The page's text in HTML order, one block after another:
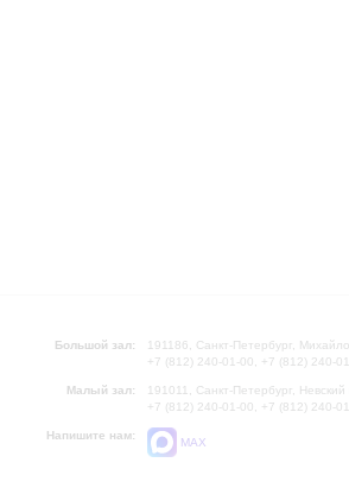
Большой зал:
191186, Санкт-Петербург,
+7 (812) 240-01-00, +7 (812) 240-
Малый зал:
191011, Санкт-Петербург, Невский
+7 (812) 240-01-00, +7 (812) 240-
Напишите нам:
MAX